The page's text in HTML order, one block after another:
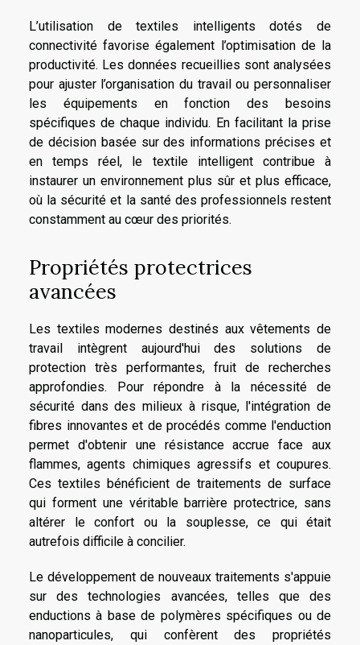
L’utilisation de textiles intelligents dotés de
connectivité favorise également l’optimisation de la
productivité. Les données recueillies sont analysées
pour ajuster l’organisation du travail ou personnaliser
les équipements en fonction des besoins
spécifiques de chaque individu. En facilitant la prise
de décision basée sur des informations précises et
en temps réel, le textile intelligent contribue à
instaurer un environnement plus sûr et plus efficace,
où la sécurité et la santé des professionnels restent
constamment au cœur des priorités.
Propriétés protectrices
avancées
Les textiles modernes destinés aux vêtements de
travail intègrent aujourd'hui des solutions de
protection très performantes, fruit de recherches
approfondies. Pour répondre à la nécessité de
sécurité dans des milieux à risque, l'intégration de
fibres innovantes et de procédés comme l'enduction
permet d'obtenir une résistance accrue face aux
flammes, agents chimiques agressifs et coupures.
Ces textiles bénéficient de traitements de surface
qui forment une véritable barrière protectrice, sans
altérer le confort ou la souplesse, ce qui était
autrefois difficile à concilier.
Le développement de nouveaux traitements s'appuie
sur des technologies avancées, telles que des
enductions à base de polymères spécifiques ou de
nanoparticules, qui confèrent des propriétés